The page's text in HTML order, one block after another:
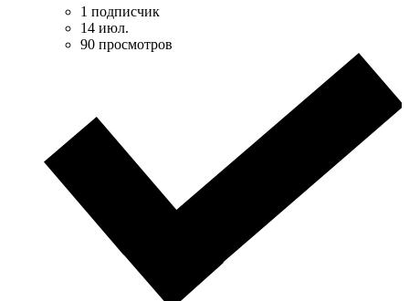
1 подписчик
14 июл.
90 просмотров